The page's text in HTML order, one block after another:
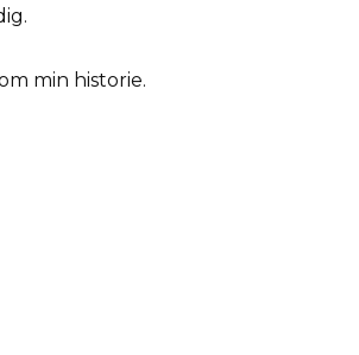
min historie.